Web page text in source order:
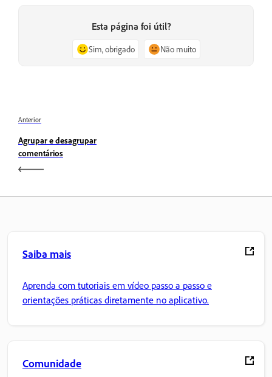
Esta página foi útil?
Sim, obrigado Não muito
Anterior
Agrupar e desagrupar
comentários
Saiba mais
Aprenda com tutoriais em vídeo passo a passo e
orientações práticas diretamente no aplicativo.
Comunidade